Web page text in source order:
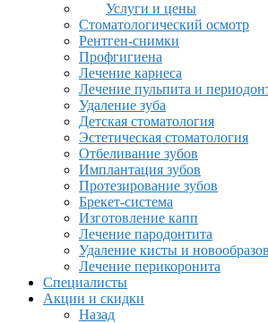
Услуги и цены
Стоматологический осмотр
Рентген-снимки
Профгигиена
Лечение кариеса
Лечение пульпита и
Удаление зуба
Детская стоматология
Эстетическая стоматология
Отбеливание зубов
Имплантация зубов
Протезирование зубов
Брекет-система
Изготовление капп
Лечение пародонтита
Удаление кисты и
Лечение перикоронита
Специалисты
Акции и скидки
Назад